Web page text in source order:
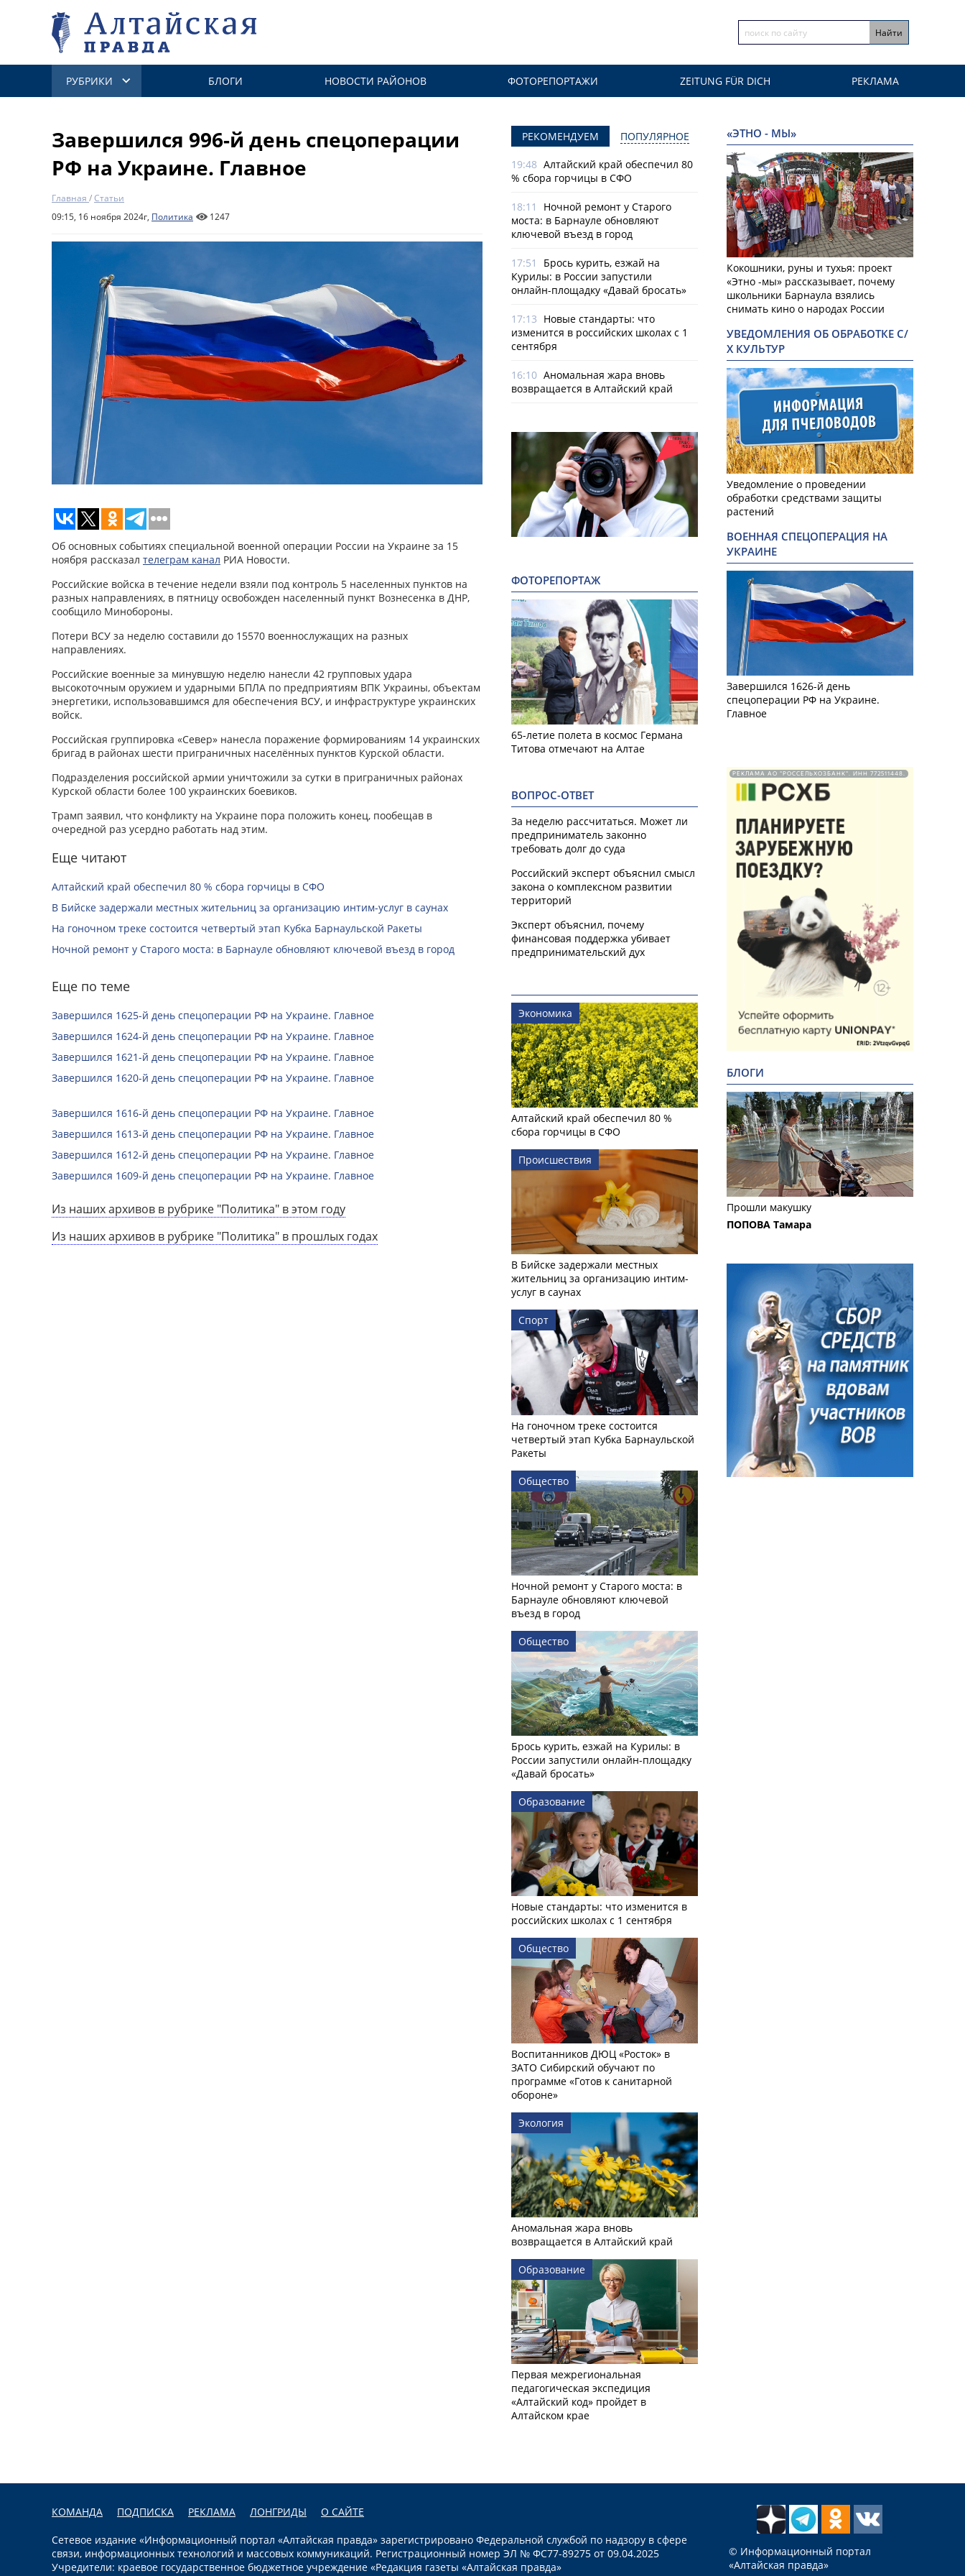
РУБРИКИ БЛОГИ НОВОСТИ РАЙОНОВ ФОТОРЕПОРТАЖИ ZEITUNG FÜR DICH РЕКЛАМА
Завершился 996-й день спецоперации
РФ на Украине. Главное
Главная /Статьи
09:15, 16 ноября 2024г, Политика 1247
Об основных событиях специальной военной операции России на Украине за 15
ноября рассказал телеграм канал РИА Новости.
Российские войска в течение недели взяли под контроль 5 населенных пунктов на
разных направлениях, в пятницу освобожден населенный пункт Вознесенка в ДНР,
сообщило Минобороны.
Потери ВСУ за неделю составили до 15570 военнослужащих на разных
направлениях.
Российские военные за минувшую неделю нанесли 42 групповых удара
высокоточным оружием и ударными БПЛА по предприятиям ВПК Украины, объектам
энергетики, использовавшимся для обеспечения ВСУ, и инфраструктуре украинских
войск.
Российская группировка «Север» нанесла поражение формированиям 14 украинских
бригад в районах шести приграничных населённых пунктов Курской области.
Подразделения российской армии уничтожили за сутки в приграничных районах
Курской области более 100 украинских боевиков.
Трамп заявил, что конфликту на Украине пора положить конец, пообещав в
очередной раз усердно работать над этим.
Еще читают
Алтайский край обеспечил 80 % сбора горчицы в СФО
В Бийске задержали местных жительниц за организацию интим-услуг в саунах
На гоночном треке состоится четвертый этап Кубка Барнаульской Ракеты
Ночной ремонт у Старого моста: в Барнауле обновляют ключевой въезд в город
Еще по теме
Завершился 1625-й день спецоперации РФ на Украине. Главное
Завершился 1624-й день спецоперации РФ на Украине. Главное
Завершился 1621-й день спецоперации РФ на Украине. Главное
Завершился 1620-й день спецоперации РФ на Украине. Главное
Завершился 1616-й день спецоперации РФ на Украине. Главное
Завершился 1613-й день спецоперации РФ на Украине. Главное
Завершился 1612-й день спецоперации РФ на Украине. Главное
Завершился 1609-й день спецоперации РФ на Украине. Главное
Из наших архивов в рубрике "Политика" в этом году
Из наших архивов в рубрике "Политика" в прошлых годах
РЕКОМЕНДУЕМ ПОПУЛЯРНОЕ
19:48 Алтайский край обеспечил 80
% сбора горчицы в СФО
18:11
Ночной ремонт у Старого
моста: в Барнауле обновляют
ключевой въезд в город
17:51
Брось курить, езжай на
Курилы: в России запустили
онлайн-­площадку «Давай бросать»
17:13 Новые стандарты: что
изменится в российских школах с 1
сентября
16:10 Аномальная жара вновь
возвращается в Алтайский край
ФОТОРЕПОРТАЖ
65-летие полета в космос Германа
Титова отмечают на Алтае
ВОПРОС-ОТВЕТ
За неделю рассчитаться. Может ли
предприниматель законно
требовать долг до суда
Российский эксперт объяснил смысл
закона о комплексном развитии
территорий
Эксперт объяснил, почему
финансовая поддержка убивает
предпринимательский дух
Экономика
Алтайский край обеспечил 80 %
сбора горчицы в СФО
Происшествия
В Бийске задержали местных
жительниц за организацию интим-
услуг в саунах
Спорт
На гоночном треке состоится
четвертый этап Кубка Барнаульской
Ракеты
Общество
Ночной ремонт у Старого моста: в
Барнауле обновляют ключевой
въезд в город
Общество
Брось курить, езжай на Курилы: в
России запустили онлайн-­площадку
«Давай бросать»
Образование
Новые стандарты: что изменится в
российских школах с 1 сентября
Общество
Воспитанников ДЮЦ «Росток» в
ЗАТО Сибирский обучают по
программе «Готов к санитарной
обороне»
Экология
Аномальная жара вновь
возвращается в Алтайский край
Образование
Первая межрегиональная
педагогическая экспедиция
«Алтайский код» пройдет в
Алтайском крае
«ЭТНО - МЫ»
Кокошники, руны и тухья: проект
«Этно -мы» рассказывает, почему
школьники Барнаула взялись
снимать кино о народах России
УВЕДОМЛЕНИЯ ОБ ОБРАБОТКЕ С/
Х КУЛЬТУР
Уведомление о проведении
обработки средствами защиты
растений
ВОЕННАЯ СПЕЦОПЕРАЦИЯ НА
УКРАИНЕ
Завершился 1626-й день
спецоперации РФ на Украине.
Главное
РЕКЛАМА АО "РОССЕЛЬХОЗБАНК". ИНН 772511448.
БЛОГИ
Прошли макушку
ПОПОВА Тамара
КОМАНДА ПОДПИСКА РЕКЛАМА ЛОНГРИДЫ О САЙТЕ
Сетевое издание «Информационный портал «Алтайская правда» зарегистрировано Федеральной службой по надзору в сфере
связи, информационных технологий и массовых коммуникаций. Регистрационный номер ЭЛ № ФС77-89275 от 09.04.2025
Учредители: краевое государственное бюджетное учреждение «Редакция газеты «Алтайская правда»
© Информационный портал
«Алтайская правда»